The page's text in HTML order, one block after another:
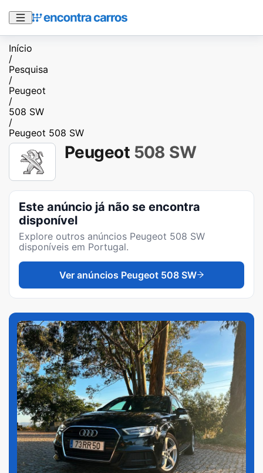
Início
/
Pesquisa
/
Peugeot
/
508 SW
/
Peugeot 508 SW
Peugeot 508 SW
Este anúncio já não se encontra
disponível
Explore outros anúncios Peugeot 508 SW
disponíveis em Portugal.
Ver anúncios Peugeot 508 SW